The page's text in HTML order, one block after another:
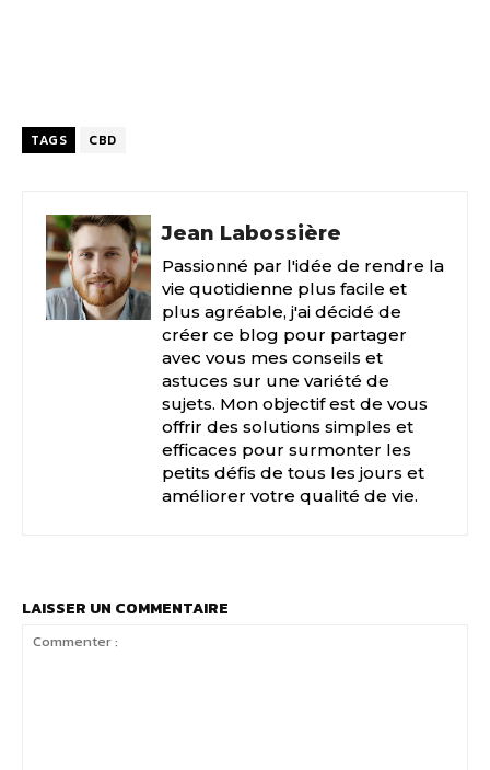
TAGS CBD
Jean Labossière
Passionné par l'idée de rendre la
vie quotidienne plus facile et
plus agréable, j'ai décidé de
créer ce blog pour partager
avec vous mes conseils et
astuces sur une variété de
sujets. Mon objectif est de vous
offrir des solutions simples et
efficaces pour surmonter les
petits défis de tous les jours et
améliorer votre qualité de vie.
LAISSER UN COMMENTAIRE